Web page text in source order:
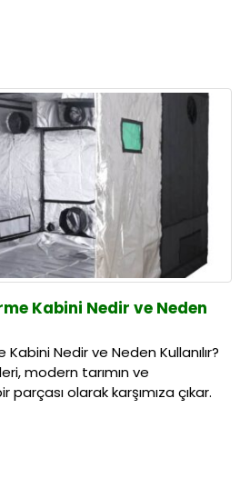
Kabini Nedir ve Neden
Nedir ve Neden Kullanılır?
modern tarımın ve
olarak karşımıza çıkar.